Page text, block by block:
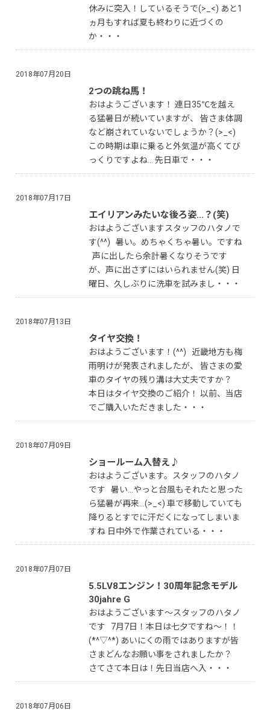
休みに突入！しているそうで(>_<) あと1
ヵ月もすれば夏も終わりに近づくの
か・・・
2つの跳ね馬！
おはようございます！ 連日35℃を越え
る猛暑日が続いていますが、 皆さま体調
など崩されていないでしょうか？(>_<)
この時期は車に乗ると外気温が高くてび
っくりですよね... 先日車で・・・
2018年07月20日
エイリアンみたいな後ろ姿...？(笑)
おはようございますスタッフのハタノで
す(^^) 暑い。めちゃくちゃ暑い。ですね
声に出したら余計暑くなりそうです
が、声に出さずにはいられません(笑) 日
曜日、久しぶりに洗車を試みまし・・・
2018年07月17日
タイヤ交換！
おはようございます！(^^) 近畿地方も梅
雨明けが発表されましたが、 皆さまの愛
車のタイヤの残り溝は大丈夫ですか？
本日はタイヤ交換のご紹介！ 以前、当店
でご購入いただきました・・・
2018年07月13日
ショールーム入替え♪
おはようございます。スタッフのハタノ
です 暑い...やっと台風もそれたと思った
ら猛暑が再来...(>_<) 車で移動していても
降りるとすでに汗だくになってしまいま
すね 日中外で作業されている・・・
2018年07月09日
5.5LV8エンジン！30周年記念モデル
30jahre G
おはようございます〜スタッフのハタノ
です 7月7日！本日は七夕ですね〜！！
(*^▽^*) あいにくの雨ではありますが皆
さまどんなお願い事をされましたか？
さてさて本日は！先日当店へ入・・・
2018年07月07日
2018年07月06日